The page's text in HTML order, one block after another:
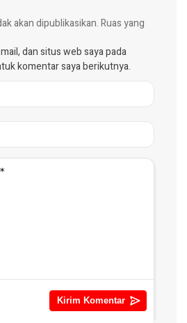
akan dipublikasikan.Ruas yang
dan situs web saya pada
komentar saya berikutnya.